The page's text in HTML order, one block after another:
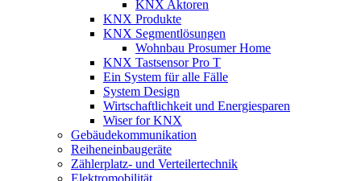
KNX Aktoren
KNX Produkte
KNX Segmentlösungen
Wohnbau Prosumer Home
KNX Tastsensor Pro T
Ein System für alle Fälle
System Design
Wirtschaftlichkeit und Energiesparen
Wiser for KNX
Gebäudekommunikation
Reiheneinbaugeräte
Zählerplatz- und Verteilertechnik
Elektromobilität